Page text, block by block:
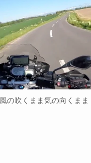
風の吹くまま気の向くまま